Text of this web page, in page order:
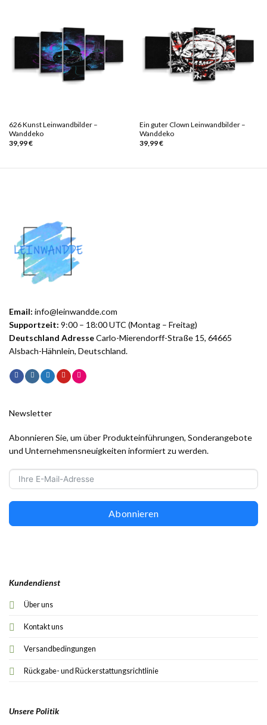
626 Kunst Leinwandbilder –
Wanddeko
39,99€
Ein guter Clown Leinwandbilder –
Wanddeko
39,99€
Email: info@leinwandde.com
Supportzeit: 9:00 – 18:00 UTC (Montag – Freitag)
Deutschland AdresseCarlo-Mierendorff-Straße 15, 64665
Alsbach-Hähnlein, Deutschland.
Kundendienst
Über uns
Kontakt uns
Versandbedingungen
Rückgabe- und Rückerstattungsrichtlinie
Unsere Politik
Newsletter
Abonnieren Sie, um über Produkteinführungen, Sonderangebote
und Unternehmensneuigkeiten informiert zu werden.
Abonnieren